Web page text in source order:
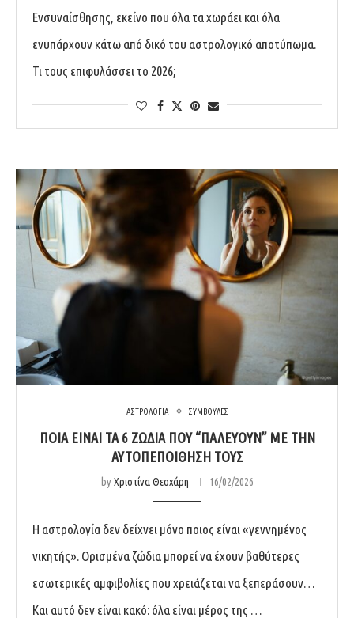
Ενσυναίσθησης, εκείνο που όλα τα χωράει και όλα
ενυπάρχουν κάτω από δικό του αστρολογικό αποτύπωμα.
Τι τους επιφυλάσσει το 2026;
ΑΣΤΡΟΛΟΓΙΑ ΣΥΜΒΟΥΛΕΣ
ΠΟΙΆ ΕΊΝΑΙ ΤΑ 6 ΖΏΔΙΑ ΠΟΥ “ΠΑΛΕΎΟΥΝ” ΜΕ ΤΗΝ
ΑΥΤΟΠΕΠΟΊΘΗΣΗ ΤΟΥΣ
byΧριστίνα Θεοχάρη 16/02/2026
Η αστρολογία δεν δείχνει μόνο ποιος είναι «γεννημένος
νικητής». Ορισμένα ζώδια μπορεί να έχουν βαθύτερες
εσωτερικές αμφιβολίες που χρειάζεται να ξεπεράσουν…
Και αυτό δεν είναι κακό: όλα είναι μέρος της …